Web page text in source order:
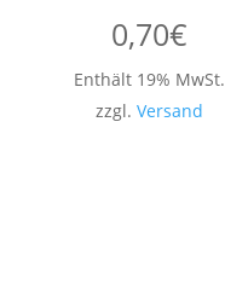
0,70€
Enthält 19% MwSt.
zzgl.Versand